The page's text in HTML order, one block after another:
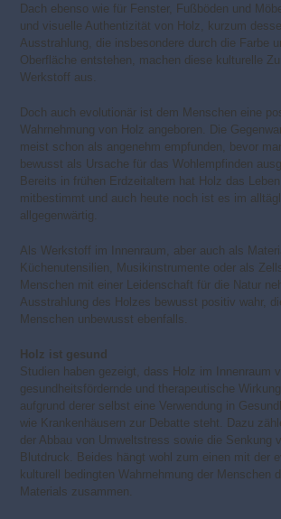
Dach ebenso wie für Fenster, Fußböden und
und visuelle Authentizität von Holz, kurzum
Ausstrahlung, die insbesondere durch die Farbe
Oberfläche entstehen, machen diese kulturelle
Werkstoff aus.
Doch auch evolutionär ist dem Menschen eine
Wahrnehmung von Holz angeboren. Die
meist schon als angenehm empfunden, bevor
bewusst als Ursache für das Wohlempfinden
Bereits in frühen Erdzeitaltern hat Holz das
mitbestimmt und auch heute noch ist es im
allgegenwärtig.
Als Werkstoff im Innenraum, aber auch als
Küchenutensilien, Musikinstrumente oder als
Menschen mit einer Leidenschaft für die Natur
Ausstrahlung des Holzes bewusst positiv wahr,
Menschen unbewusst ebenfalls.
Holz ist gesund
Studien haben gezeigt, dass Holz im Innenraum
gesundheitsfördernde und therapeutische
aufgrund derer selbst eine Verwendung in
wie Krankenhäusern zur Debatte steht. Dazu
der Abbau von Umweltstress sowie die Senkung
Blutdruck. Beides hängt wohl zum einen mit der
kulturell bedingten Wahrnehmung der Menschen
Materials zusammen.